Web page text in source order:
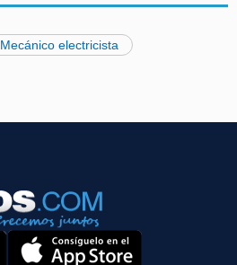
Mecánico electricista